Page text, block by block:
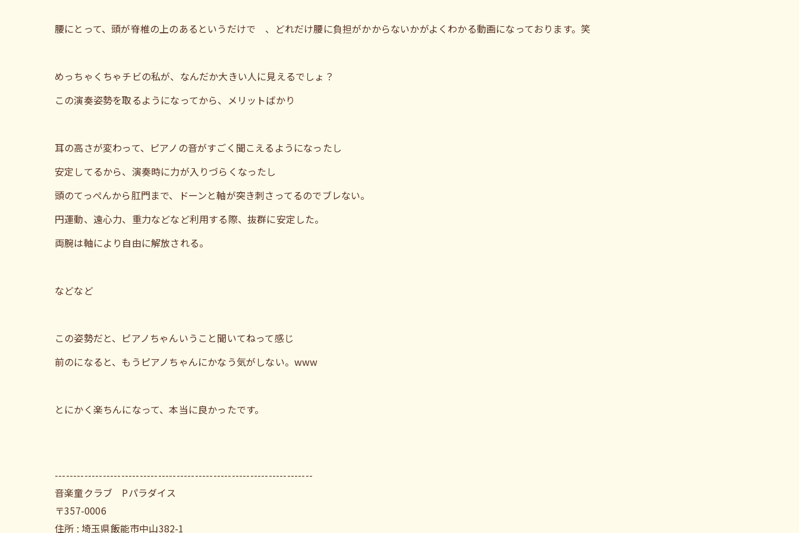
腰にとって、頭が脊椎の上のあるというだけで 、どれだけ腰に負担がかからないかがよくわかる動画になっております。笑
めっちゃくちゃチビの私が、なんだか大きい人に見えるでしょ？
この演奏姿勢を取るようになってから、メリットばかり
耳の高さが変わって、ピアノの音がすごく聞こえるようになったし
安定してるから、演奏時に力が入りづらくなったし
頭のてっぺんから肛門まで、ドーンと軸が突き刺さってるのでブレない。
円運動、遠心力、重力などなど利用する際、抜群に安定した。
両腕は軸により自由に解放される。
などなど
この姿勢だと、ピアノちゃんいうこと聞いてねって感じ
前のになると、もうピアノちゃんにかなう気がしない。www
とにかく楽ちんになって、本当に良かったです。
----------------------------------------------------------------------
音楽童クラブ Pパラダイス
〒357-0006
住所 : 埼玉県飯能市中山382-1